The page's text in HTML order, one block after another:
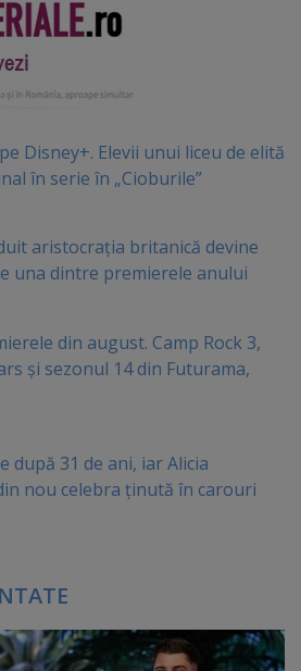
Disney+. Elevii unui liceu de elită
în serie în „Cioburile”
aristocrația britanică devine
una dintre premierele anului
din august. Camp Rock 3,
și sezonul 14 din Futurama,
după 31 de ani, iar Alicia
nou celebra ținută în carouri